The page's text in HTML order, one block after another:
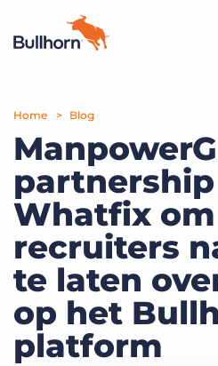
Producten
Prijzen
Kennisbank
Marketplace
Over Ons
Home Blog
Whatfix
recruiters
te laten
op het
platform